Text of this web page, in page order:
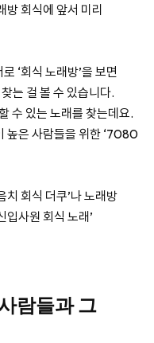
방 회식에 앞서 미리
‘회식 노래방’을 보면
는 걸 볼 수 있습니다.
수 있는 노래를 찾는데요.
높은 사람들을 위한 ‘7080
치 회식 더쿠’나 노래방
입사원 회식 노래’
람들과 그